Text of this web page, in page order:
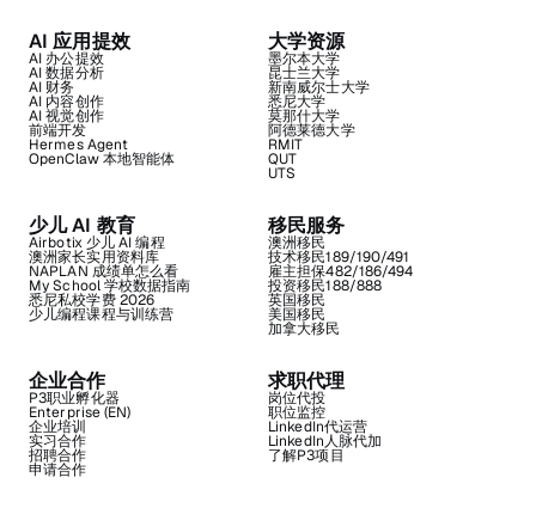
AI 应用提效
AI 办公提效
AI 数据分析
AI 财务
AI 内容创作
AI 视觉创作
前端开发
Hermes Agent
OpenClaw 本地智能体
大学资源
墨尔本大学
昆士兰大学
新南威尔士大学
悉尼大学
莫那什大学
阿德莱德大学
RMIT
QUT
UTS
少儿 AI 教育
Airbotix 少儿 AI 编程
澳洲家长实用资料库
NAPLAN 成绩单怎么看
My School 学校数据指南
悉尼私校学费 2026
少儿编程课程与训练营
移民服务
澳洲移民
技术移民189/190/491
雇主担保482/186/494
投资移民188/888
英国移民
美国移民
加拿大移民
企业合作
P3职业孵化器
Enterprise (EN)
企业培训
实习合作
招聘合作
申请合作
求职代理
岗位代投
职位监控
LinkedIn代运营
LinkedIn人脉代加
了解P3项目